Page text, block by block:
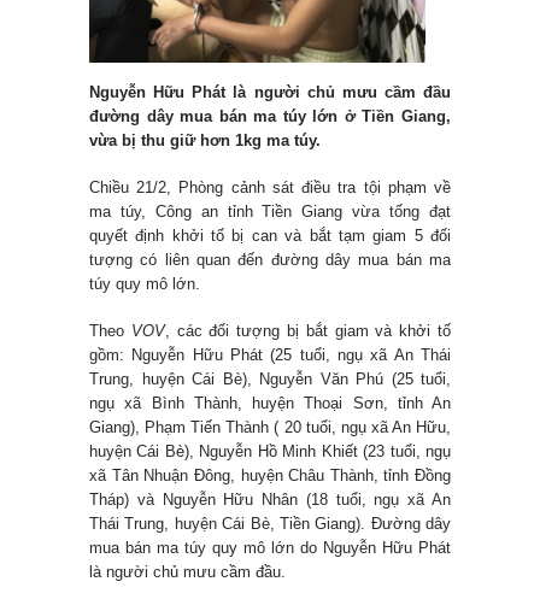
Nguyễn Hữu Phát là người chủ mưu cầm đầu
đường dây mua bán ma túy lớn ở Tiền Giang,
vừa bị thu giữ hơn 1kg ma túy.
Chiều 21/2, Phòng cảnh sát điều tra tội phạm về
ma túy, Công an tỉnh Tiền Giang vừa tống đạt
quyết định khởi tố bị can và bắt tạm giam 5 đối
tượng có liên quan đến đường dây mua bán ma
túy quy mô lớn.
Theo VOV, các đối tượng bị bắt giam và khởi tố
gồm: Nguyễn Hữu Phát (25 tuổi, ngụ xã An Thái
Trung, huyện Cái Bè), Nguyễn Văn Phú (25 tuổi,
ngụ xã Bình Thành, huyện Thoại Sơn, tỉnh An
Giang), Phạm Tiến Thành ( 20 tuổi, ngụ xã An Hữu,
huyện Cái Bè), Nguyễn Hồ Minh Khiết (23 tuổi, ngụ
xã Tân Nhuận Đông, huyện Châu Thành, tỉnh Đồng
Tháp) và Nguyễn Hữu Nhân (18 tuổi, ngụ xã An
Thái Trung, huyện Cái Bè, Tiền Giang). Đường dây
mua bán ma túy quy mô lớn do Nguyễn Hữu Phát
là người chủ mưu cầm đầu.